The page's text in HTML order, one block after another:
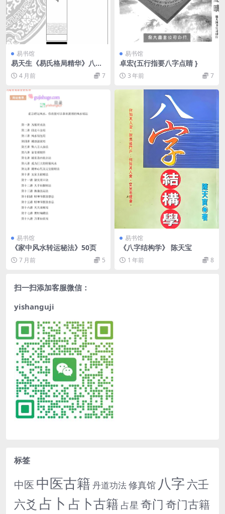
易书馆
易天生《易氏格局精华》八字
命理操作第四步曲
4 月前 7
易书馆
卓宏{五行指要八字点睛 }
3 年前 7
易书馆
《家中风水转运秘法》50页
7 月前 5
易书馆
《八字结构学》 陈天宝
1 年前 8
扫一扫添加客服微信：
yishanguji
标签
中医 中医古籍 丹道功法修真馆 八字 六壬
六爻 占卜 占卜古籍 占星 奇门 奇门古籍